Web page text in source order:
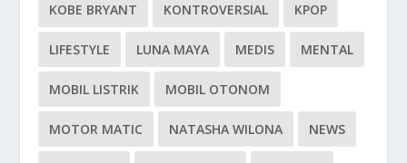
KOBE BRYANT KONTROVERSIAL KPOP
LIFESTYLE LUNA MAYA MEDIS MENTAL
MOBIL LISTRIK MOBIL OTONOM
MOTOR MATIC NATASHA WILONA NEWS